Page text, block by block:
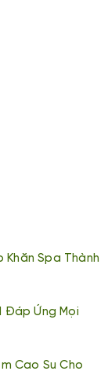
Khăn Spa Thành
Đáp Ứng Mọi
Cao Su Cho